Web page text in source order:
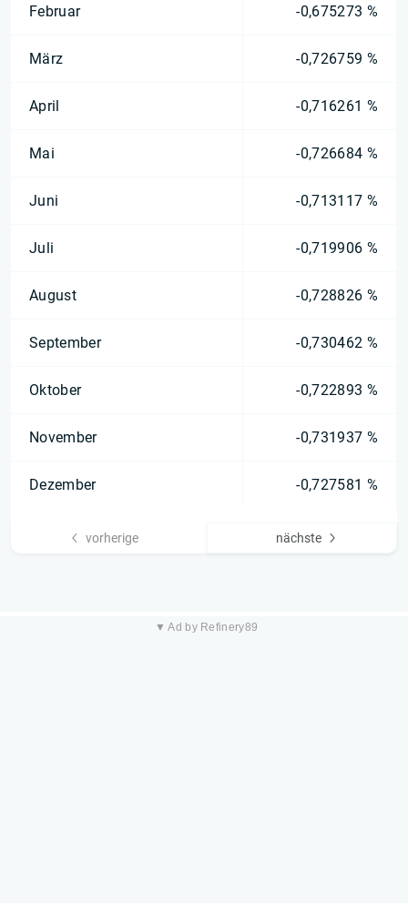
Februar -0,675273 %
März -0,726759 %
April -0,716261 %
Mai -0,726684 %
Juni -0,713117 %
Juli -0,719906 %
August -0,728826 %
September -0,730462 %
Oktober -0,722893 %
November -0,731937 %
Dezember -0,727581 %
vorherige nächste
▼ Ad by Refinery89